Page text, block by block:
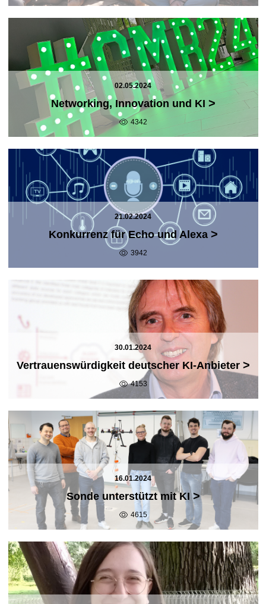
02.05.2024
Networking, Innovation und KI >
4342
21.02.2024
Konkurrenz für Echo und Alexa >
3942
30.01.2024
Vertrauenswürdigkeit deutscher KI-Anbieter >
4153
16.01.2024
Sonde unterstützt mit KI>
4615